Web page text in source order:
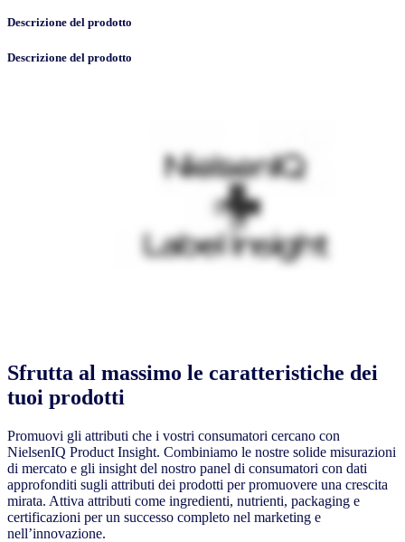
Descrizione del prodotto
Descrizione del prodotto
Sfrutta al massimo le caratteristiche dei
tuoi prodotti
Promuovi gli attributi che i vostri consumatori cercano con
NielsenIQ Product Insight. Combiniamo le nostre solide misurazioni
di mercato e gli insight del nostro panel di consumatori con dati
approfonditi sugli attributi dei prodotti per promuovere una crescita
mirata. Attiva attributi come ingredienti, nutrienti, packaging e
certificazioni per un successo completo nel marketing e
nell’innovazione.